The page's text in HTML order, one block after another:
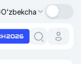
O‘zbekcha